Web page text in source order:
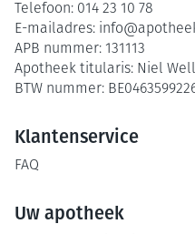
Telefoon: 014 23 10 78
E-mailadres: info@
APB nummer: 131113
Apotheek titularis: Niel
BTW nummer:
Klantenservice
FAQ
Uw apotheek